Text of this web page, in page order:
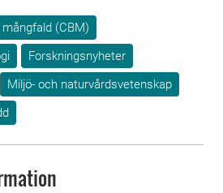
(CBM)
Forskningsnyheter
Miljö- och naturvårdsvetenskap